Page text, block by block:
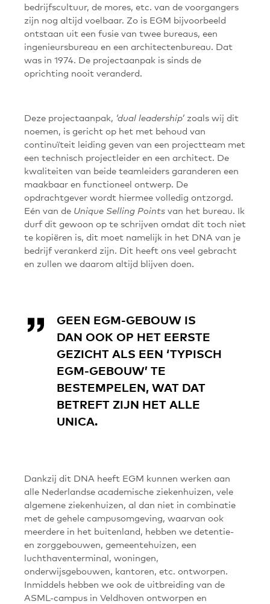
bedrijfscultuur, de mores, etc. van de voorgangers
zijn nog altijd voelbaar. Zo is EGM bijvoorbeeld
ontstaan uit een fusie van twee bureaus, een
ingenieursbureau en een architectenbureau. Dat
was in 1974. De projectaanpak is sinds de
oprichting nooit veranderd.
Deze projectaanpak, ‘dual leadership’ zoals wij dit
noemen, is gericht op het met behoud van
continuïteit leiding geven van een projectteam met
een technisch projectleider en een architect. De
kwaliteiten van beide teamleiders garanderen een
maakbaar en functioneel ontwerp. De
opdrachtgever wordt hiermee volledig ontzorgd.
Eén van de Unique Selling Points van het bureau. Ik
durf dit gewoon op te schrijven omdat dit toch niet
te kopiëren is, dit moet namelijk in het DNA van je
bedrijf verankerd zijn. Dit heeft ons veel gebracht
en zullen we daarom altijd blijven doen.
GEEN EGM-GEBOUW IS
DAN OOK OP HET EERSTE
GEZICHT ALS EEN ‘TYPISCH
EGM-GEBOUW’ TE
BESTEMPELEN, WAT DAT
BETREFT ZIJN HET ALLE
UNICA.
Dankzij dit DNA heeft EGM kunnen werken aan
alle Nederlandse academische ziekenhuizen, vele
algemene ziekenhuizen, al dan niet in combinatie
met de gehele campusomgeving, waarvan ook
meerdere in het buitenland, hebben we detentie-
en zorggebouwen, gemeentehuizen, een
luchthaventerminal, woningen,
onderwijsgebouwen, kantoren, etc. ontworpen.
Inmiddels hebben we ook de uitbreiding van de
ASML-campus in Veldhoven ontworpen en